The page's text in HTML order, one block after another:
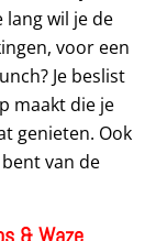
lang wil je de
voor een
Je beslist
maakt die je
genieten. Ook
van de